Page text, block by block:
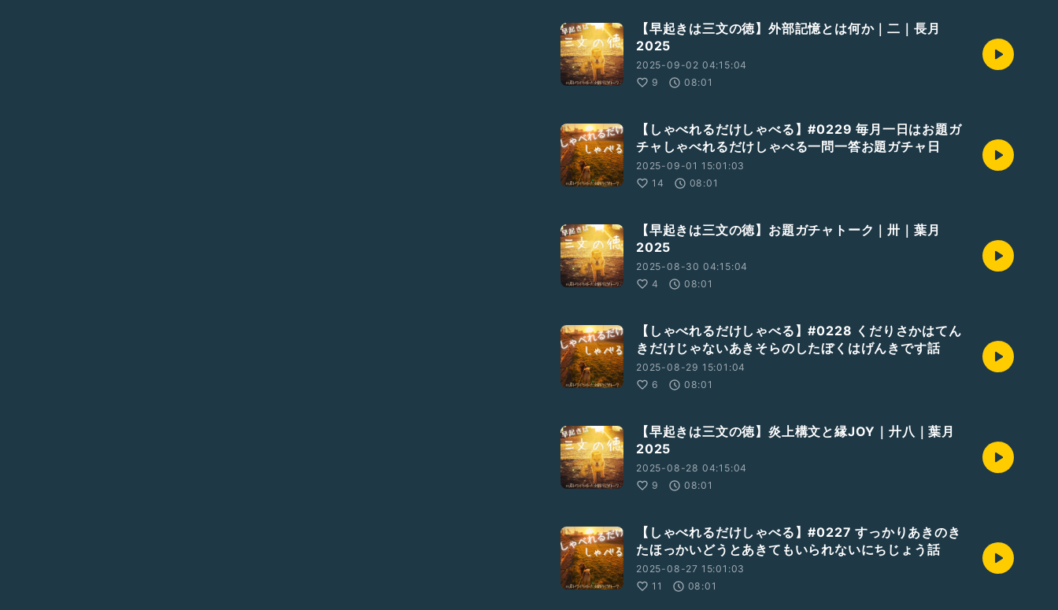
【早起きは三文の徳】外部記憶とは何か｜二｜長月
2025
2025-09-02 04:15:04
9
08:01
【しゃべれるだけしゃべる】#0229 毎月一日はお題ガ
チャしゃべれるだけしゃべる一問一答お題ガチャ日
2025-09-01 15:01:03
14
08:01
【早起きは三文の徳】お題ガチャトーク｜卅｜葉月
2025
2025-08-30 04:15:04
4
08:01
【しゃべれるだけしゃべる】#0228 くだりさかはてん
きだけじゃないあきそらのしたぼくはげんきです話
2025-08-29 15:01:04
6
08:01
【早起きは三文の徳】炎上構文と縁JOY｜廾八｜葉月
2025
2025-08-28 04:15:04
9
08:01
【しゃべれるだけしゃべる】#0227 すっかりあきのき
たほっかいどうとあきてもいられないにちじょう話
2025-08-27 15:01:03
11
08:01